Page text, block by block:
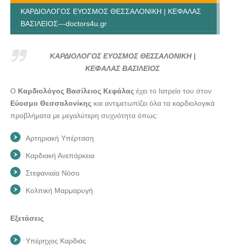
ΚΑΡΔΙΟΛΟΓΟΣ ΕΥΟΣΜΟΣ ΘΕΣΣΑΛΟΝΙΚΗ | ΚΕΦΑΛΑΣ
ΒΑΣΙΛΕΙΟΣ---doctors4u.gr
ΒΑΣΙΛΕΙΟΣ---doctors4u.gr
ΚΑΡΔΙΟΛΟΓΟΣ ΕΥΟΣΜΟΣ ΘΕΣΣΑΛΟΝΙΚΗ | ΚΕΦΑΛΑΣ
ΚΑΡΔΙΟΛΟΓΟΣ ΕΥΟΣΜΟΣ ΘΕΣΣΑΛΟΝΙΚΗ | ΚΕΦΑΛΑΣ
ΒΑΣΙΛΕΙΟΣ---doctors4u.gr
ΚΑΡΔΙΟΛΟΓΟΣ ΕΥΟΣΜΟΣ ΘΕΣΣΑΛΟΝΙΚΗ |
ΚΕΦΑΛΑΣ ΒΑΣΙΛΕΙΟΣ
Ο Καρδιολόγος Βασίλειος Κεφάλας έχει το Ιατρείο του στον
Εύοσμο Θεσσαλονίκης και αντιμετωπίζει όλα τα καρδιολογικά
προβλήματα με μεγαλύτερη συχνότητα όπως:
Αρτηριακή Υπέρταση
Καρδιακή Ανεπάρκεια
Στεφανιαία Νόσο
Κολπική Μαρμαρυγή
Εξετάσεις
Υπέρηχος Καρδιάς